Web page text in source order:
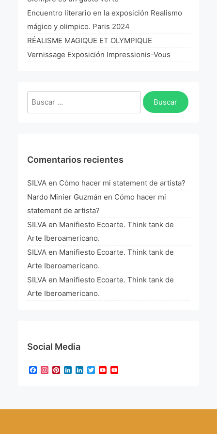
La Fórmula Científica Del Arte
Manifiesto Ecoarte
Association Paris
Encuentro literario en la exposición Realismo
mágico y olimpico. Paris 2024
RÉALISME MAGIQUE ET OLYMPIQUE
Vernissage Exposición Impressionis-Vous
Buscar:
Comentarios recientes
SILVA en Cómo hacer mi statement de artista?
Nardo Minier Guzmán en Cómo hacer mi
statement de artista?
SILVA en Manifiesto Ecoarte. Think tank de
Arte Iberoamericano.
SILVA en Manifiesto Ecoarte. Think tank de
Arte Iberoamericano.
SILVA en Manifiesto Ecoarte. Think tank de
Arte Iberoamericano.
Social Media
Facebook
Instagram
Pinterest
LinkedIn
LinkedIn
TwitterYouTube